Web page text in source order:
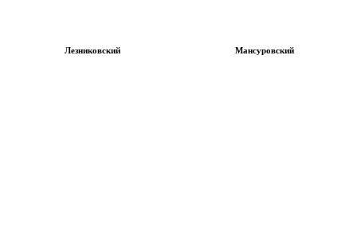
Лезниковский Мансуровский